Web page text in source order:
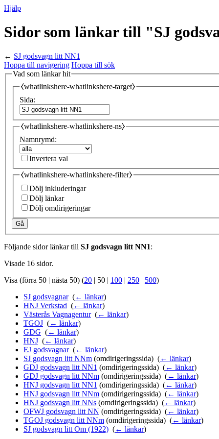
Hjälp
Sidor som länkar till "SJ
← SJ godsvagn litt NN1
Hoppa till navigering Hoppa till sök
Vad som länkar hit
⧼whatlinkshere-whatlinkshere-target⧽
Sida:
⧼whatlinkshere-whatlinkshere-ns⧽
Namnrymd:
Invertera val
⧼whatlinkshere-whatlinkshere-filter⧽
Dölj inkluderingar
Dölj länkar
Dölj omdirigeringar
Gå
Följande sidor länkar till SJ godsvagn litt NN1:
Visade 16 sidor.
Visa (förra 50 | nästa 50) (20 | 50 | 100 | 250 | 500)
SJ godsvagnar‎ (← länkar)
HNJ Verkstad (← länkar)
Västerås Vagnagentur‎ (← länkar)
TGOJ (← länkar)
GDG (← länkar)
HNJ (← länkar)
EJ godsvagnar‎ (← länkar)
SJ godsvagn litt NNm (omdirigeringssida) ‎ (← länkar)
GDJ godsvagn litt NN1 (omdirigeringssida) ‎ (← länkar)
GDJ godsvagn litt NNm (omdirigeringssida) ‎ (← länkar)
HNJ godsvagn litt NN1 (omdirigeringssida) ‎ (← länkar)
HNJ godsvagn litt NNm (omdirigeringssida) ‎ (← länkar)
HNJ godsvagn litt NNs (omdirigeringssida) ‎ (← länkar)
OFWJ godsvagn litt NN (omdirigeringssida) ‎ (← länkar)
TGOJ godsvagn litt NNm (omdirigeringssida) ‎ (← länkar)
SJ godsvagn litt Om (1922) (← länkar)